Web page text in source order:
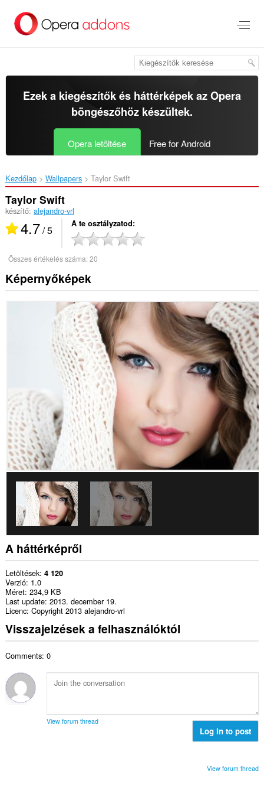
Ezek a kiegészítők és háttérképek azOpera
böngészőhözkészültek.
Opera letöltése Free for Android
Kezdőlap Wallpapers Taylor Swift‎
Taylor Swift
készítő: alejandro-vrl
4.7/ 5 A te osztályzatod
Összes értékelés száma:20
Képernyőképek
A háttérképről
Letöltések 4 120
Verzió 1.0
Méret 234,9 KB
Last update 2013. december 19.
Licenc Copyright 2013 alejandro-vrl
Visszajelzések a felhasználóktól
Comments: 0
View forum thread
Log in to post
View forum thread